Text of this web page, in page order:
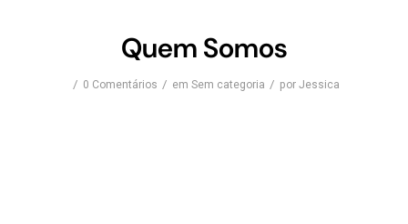
Quem Somos
/ 0 Comentários / em Sem categoria / por Jessica